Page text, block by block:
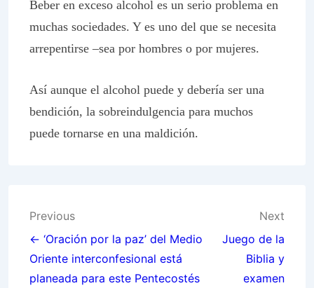
Beber en exceso alcohol es un serio problema en
muchas sociedades. Y es uno del que se necesita
arrepentirse –sea por hombres o por mujeres.
Así aunque el alcohol puede y debería ser una
bendición, la sobreindulgencia para muchos
puede tornarse en una maldición.
Post
navigation
Previous
← ‘Oración por la paz’ del Medio
Oriente interconfesional está
planeada para este Pentecostés
Next
Juego de la
Biblia y
examen